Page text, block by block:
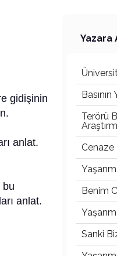
gidişinin
anlat.
bu
anlat.
Yazara
Basının
Terörü
Cenaze
Benim
Sanki